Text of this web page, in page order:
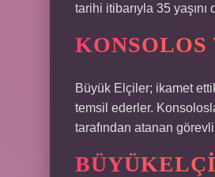
tarihi itibarıyla 35
Büyük Elçiler; ikamet
temsil ederler.
tarafından atanan